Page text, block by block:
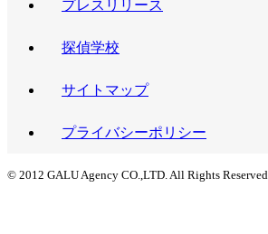
プレスリリース
探偵学校
サイトマップ
プライバシーポリシー
© 2012 GALU Agency CO.,LTD. All Rights Reserved.